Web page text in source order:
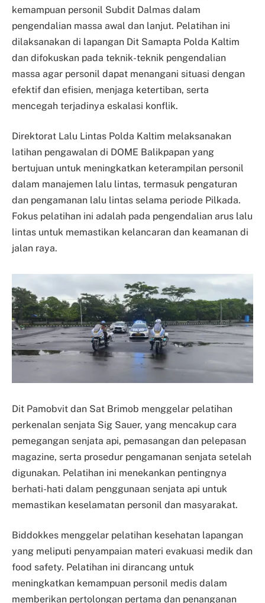
kemampuan personil Subdit Dalmas dalam
pengendalian massa awal dan lanjut. Pelatihan ini
dilaksanakan di lapangan Dit Samapta Polda Kaltim
dan difokuskan pada teknik-teknik pengendalian
massa agar personil dapat menangani situasi dengan
efektif dan efisien, menjaga ketertiban, serta
mencegah terjadinya eskalasi konflik.
Direktorat Lalu Lintas Polda Kaltim melaksanakan
latihan pengawalan di DOME Balikpapan yang
bertujuan untuk meningkatkan keterampilan personil
dalam manajemen lalu lintas, termasuk pengaturan
dan pengamanan lalu lintas selama periode Pilkada.
Fokus pelatihan ini adalah pada pengendalian arus lalu
lintas untuk memastikan kelancaran dan keamanan di
jalan raya.
Dit Pamobvit dan Sat Brimob menggelar pelatihan
perkenalan senjata Sig Sauer, yang mencakup cara
pemegangan senjata api, pemasangan dan pelepasan
magazine, serta prosedur pengamanan senjata setelah
digunakan. Pelatihan ini menekankan pentingnya
berhati-hati dalam penggunaan senjata api untuk
memastikan keselamatan personil dan masyarakat.
Biddokkes menggelar pelatihan kesehatan lapangan
yang meliputi penyampaian materi evakuasi medik dan
food safety. Pelatihan ini dirancang untuk
meningkatkan kemampuan personil medis dalam
memberikan pertolongan pertama dan penanganan